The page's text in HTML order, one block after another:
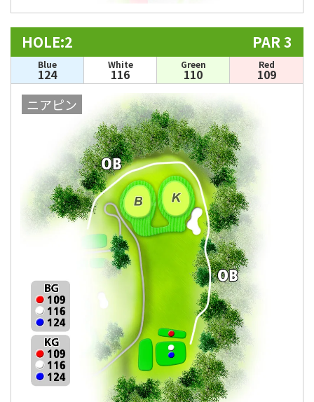
HOLE:2 PAR 3
Blue
124
White
116
Green
110
Red
109
ニアピン